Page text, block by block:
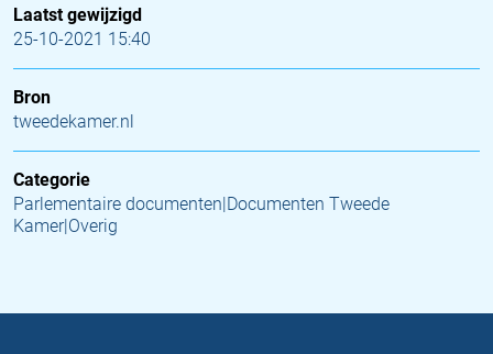
Laatst gewijzigd
25-10-2021 15:40
Bron
tweedekamer.nl
Categorie
Parlementaire documenten|Documenten Tweede
Kamer|Overig